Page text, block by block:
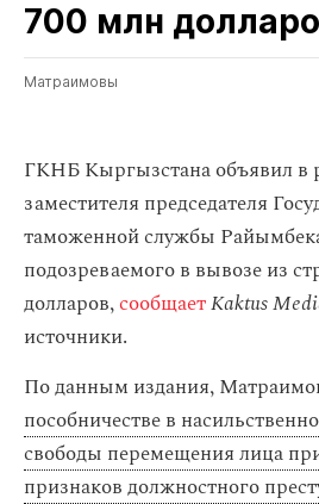
700 млн
Матраимовы
ГКНБ Кыргызстана объявил в
заместителя председателя
таможенной службы
подозреваемого в вывозе из
долларов,сообщаетKaktus
источники.
По данным издания,
пособничестве в
свободы перемещения лица
признаков должностного